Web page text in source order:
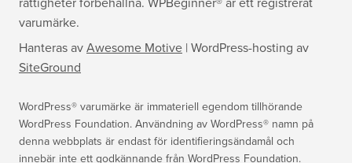
SeedProd
Nameboy
WP Charitable
AffiliateWP
Copyright © 2009 - 2026 WPBeginner LLC. Alla
rättigheter förbehållna. WPBeginner® är ett registrerat